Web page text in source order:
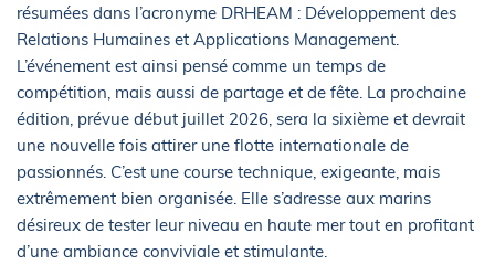
résumées dans l’acronyme DRHEAM : Développement des
Relations Humaines et Applications Management.
L’événement est ainsi pensé comme un temps de
compétition, mais aussi de partage et de fête. La prochaine
édition, prévue début juillet 2026, sera la sixième et devrait
une nouvelle fois attirer une flotte internationale de
passionnés. C’est une course technique, exigeante, mais
extrêmement bien organisée. Elle s’adresse aux marins
désireux de tester leur niveau en haute mer tout en profitant
d’une ambiance conviviale et stimulante.